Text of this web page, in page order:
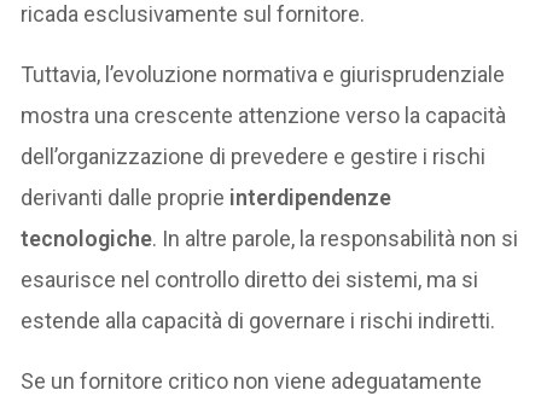
ricada esclusivamente sul fornitore.
Tuttavia, l’evoluzione normativa e giurisprudenziale
mostra una crescente attenzione verso la capacità
dell’organizzazione di prevedere e gestire i rischi
derivanti dalle proprie interdipendenze
tecnologiche. In altre parole, la responsabilità non si
esaurisce nel controllo diretto dei sistemi, ma si
estende alla capacità di governare i rischi indiretti.
Se un fornitore critico non viene adeguatamente